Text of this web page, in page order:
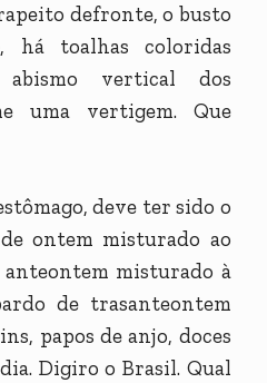
defronte, o busto
há toalhas coloridas
vertical dos
uma vertigem. Que
deve ter sido o
ontem misturado ao
anteontem misturado à
de trasanteontem
papos de anjo, doces
Digiro o Brasil. Qual